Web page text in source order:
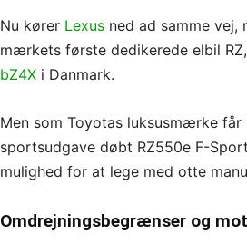
Nu kører Lexus ned ad samme
mærkets første dedikerede elbil
bZ4X i Danmark.
Men som Toyotas luksusmærke
sportsudgave døbt RZ550e F-
mulighed for at lege med otte
Omdrejningsbegrænser og